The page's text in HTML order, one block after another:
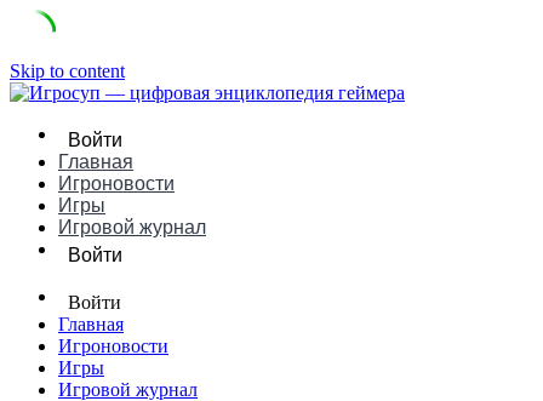
Skip to content
Войти
Главная
Игроновости
Игры
Игровой журнал
Войти
Войти
Главная
Игроновости
Игры
Игровой журнал